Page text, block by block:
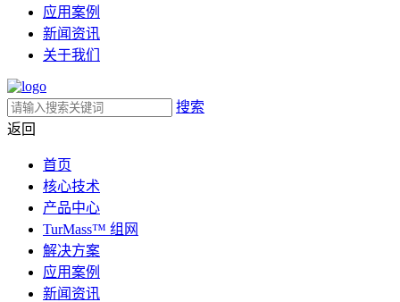
应用案例
新闻资讯
关于我们
搜索
返回
首页
核心技术
产品中心
TurMass™ 组网
解决方案
应用案例
新闻资讯